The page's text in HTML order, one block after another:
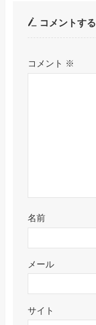
コメントする
コメント ※
名前
メール
サイト